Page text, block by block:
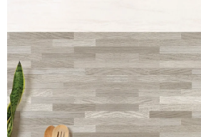
BOXNOW
Άμεση